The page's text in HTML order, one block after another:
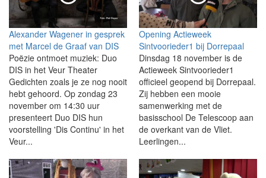
Alexander Wagener in gesprek
met Marcel de Graaf van DIS
Poëzie ontmoet muziek: Duo
DIS in het Veur Theater
Gedichten zoals je ze nog nooit
hebt gehoord. Op zondag 23
november om 14:30 uur
presenteert Duo DIS hun
voorstelling 'Dis Continu' in het
Veur...
Opening Actieweek
Sintvoorieder1 bij Dorrepaal
Dinsdag 18 november is de
Actieweek Sintvoorieder1
officieel geopend bij Dorrepaal.
Zij hebben een mooie
samenwerking met de
basisschool De Telescoop aan
de overkant van de Vliet.
Leerlingen...